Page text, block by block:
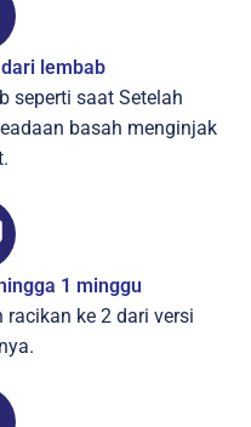
lembab
seperti saat Setelah
basah menginjak
1 minggu
ke 2 dari versi